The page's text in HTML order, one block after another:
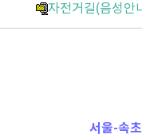
자전거길(음성안
서울-속초